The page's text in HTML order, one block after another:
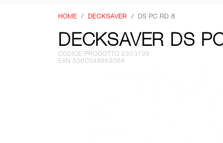
HOME DECKSAVER DS PC RD 8
DECKSAVER DS
CODICE PRODOTTO 2303199
EAN 5060348662068